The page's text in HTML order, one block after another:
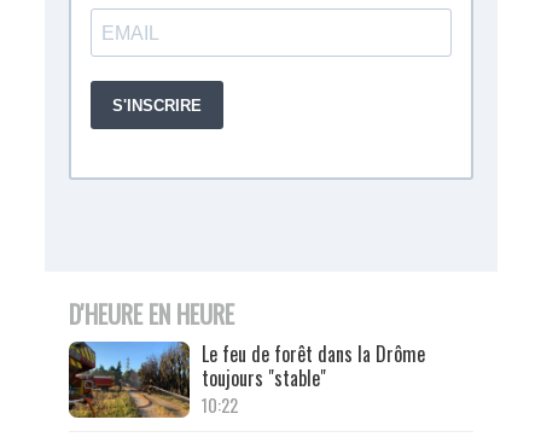
D'HEURE EN HEURE
Le feu de forêt dans la Drôme
toujours "stable"
10:22